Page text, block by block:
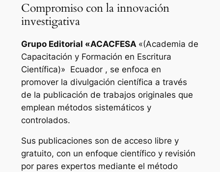
Compromiso con la innovación
investigativa
Grupo Editorial «ACACFESA «(Academia de
Capacitación y Formación en Escritura
Científica)» Ecuador , se enfoca en
promover la divulgación científica a través
de la publicación de trabajos originales que
emplean métodos sistemáticos y
controlados.
Sus publicaciones son de acceso libre y
gratuito, con un enfoque científico y revisión
por pares expertos mediante el método